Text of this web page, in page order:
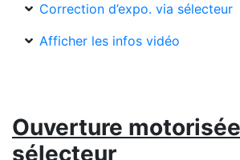
Correction d’expo. via sélecteur
Afficher les infos vidéo
Ouverture
sélecteur